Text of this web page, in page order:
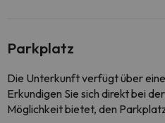
Parkplatz
Die Unterkunft verfügt über
Erkundigen Sie sich direkt bei
Möglichkeit bietet, den